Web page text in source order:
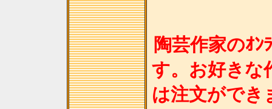
陶芸作家のｵﾝ
す。お好きな
は注文ができ